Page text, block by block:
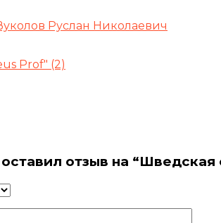
Руслан Николаевич
Prof" (2)
отзыв на